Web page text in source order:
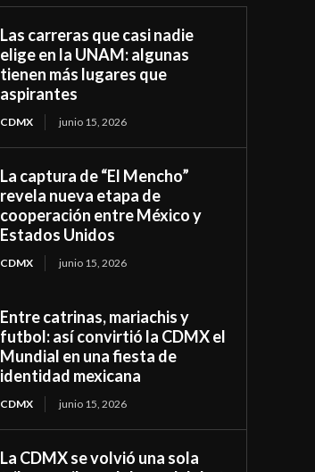
Las carreras que casi nadie
elige en la UNAM: algunas
tienen más lugares que
aspirantes
CDMX junio 15, 2026
La captura de “El Mencho”
revela nueva etapa de
cooperación entre México y
Estados Unidos
CDMX junio 15, 2026
Entre catrinas, mariachis y
futbol: así convirtió la CDMX el
Mundial en una fiesta de
identidad mexicana
CDMX junio 15, 2026
La CDMX se volvió una sola